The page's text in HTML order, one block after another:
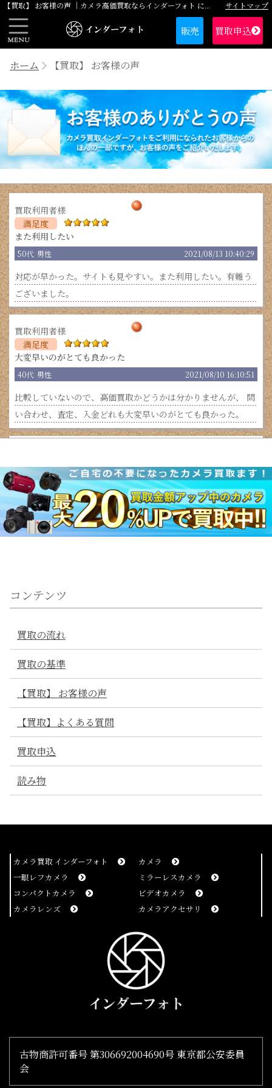
【買取】 お客様の声 ｜カメラ高価買取ならインダーフォト にお任せください サイトマップ
ホーム 【買取】 お客様の声
また利用したい
50代 男性 2021/08/13 10:40:29
対応が早かった。サイトも見やすい。また利用したい。有難う
ございました。
大変早いのがとても良かった
40代 男性 2021/08/10 16:10:51
比較していないので、高価買取かどうかは分かりませんが、 問
い合わせ、査定、入金どれも大変早いのがとても良かった。
また利用したいと思える買取り対応
30代 男性 2021/08/06 14:31:01
査定後の質問にも迅速かつ丁寧に答えていただき、大変感謝し
ております。 メールの雰囲気も感じが良く、また利用したいと
30代 男性
梱包や発送までの順序もわかりやすく、とても助かりました！
感謝しています
50代 男性
いつも大手買取業者に持ち込んでガラクタ同様の値段で買い取
られていたが、 高い査定を付けてもらい感謝しています。
査定の内訳が明確
30代 男性 2021/07/31 10:14:42
査定の内訳が明確で、回答までのリードタイムが短くとても良
かった。
ても安心感があります。
コンテンツ
買取の流れ
買取の基準
【買取】 お客様の声
【買取】よくある質問
買取申込
読み物
カメラ買取 インダーフォト
カメラ
一眼レフカメラ
ミラーレスカメラ
コンパクトカメラ
ビデオカメラ
カメラレンズ
カメラアクセサリ
古物商許可番号 第306692004690号 東京都公安委員
会
販売 買取申込